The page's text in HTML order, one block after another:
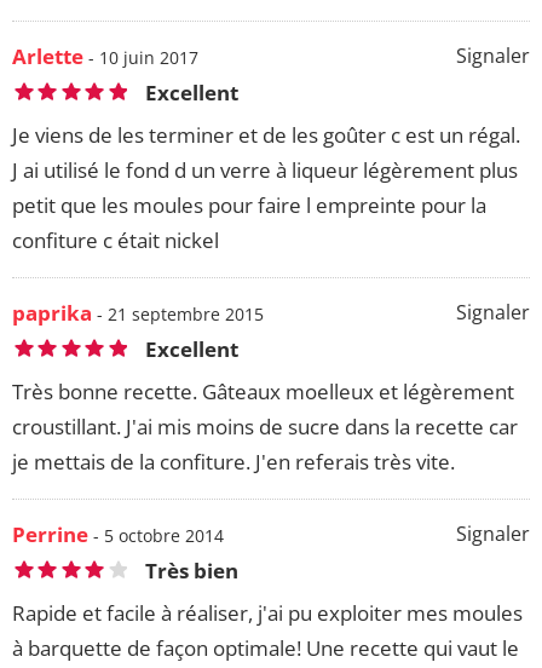
Signaler
Arlette - 10 juin 2017
Excellent
Je viens de les terminer et de les goûter c est un régal.
J ai utilisé le fond d un verre à liqueur légèrement plus
petit que les moules pour faire l empreinte pour la
confiture c était nickel
Signaler
paprika - 21 septembre 2015
Excellent
Très bonne recette. Gâteaux moelleux et légèrement
croustillant. J'ai mis moins de sucre dans la recette car
je mettais de la confiture. J'en referais très vite.
Signaler
Perrine - 5 octobre 2014
Très bien
Rapide et facile à réaliser, j'ai pu exploiter mes moules
à barquette de façon optimale! Une recette qui vaut le